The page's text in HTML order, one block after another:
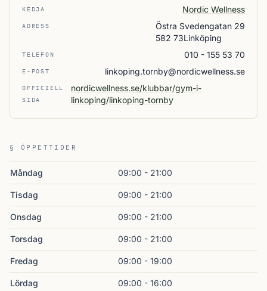
KEDJA Nordic Wellness
ADRESS
Östra Svedengatan 29
582 73Linköping
TELEFON 010 - 155 53 70
E-POST linkoping.tornby@nordicwellness.se
OFFICIELL
SIDA
nordicwellness.se/klubbar/gym-i-
linkoping/linkoping-tornby
§ ÖPPETTIDER
Måndag 09:00 - 21:00
Tisdag 09:00 - 21:00
Onsdag 09:00 - 21:00
Torsdag 09:00 - 21:00
Fredag 09:00 - 19:00
Lördag 09:00 - 16:00